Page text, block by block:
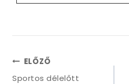
Bejegyzés
navigáció
ELŐZŐ
Sportos délelőtt